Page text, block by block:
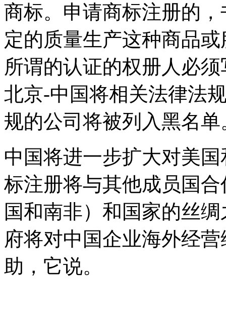
商标。申请商标注册的
定的质量生产这种商品
所谓的认证的权册人必
北京-中国将相关法律法
规的公司将被列入黑名单
中国将进一步扩大对美
标注册将与其他成员国
国和南非）和国家的丝
府将对中国企业海外经
助，它说。